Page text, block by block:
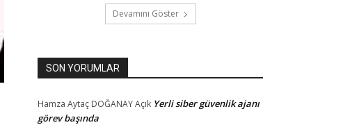
Devamını Göster
SON YORUMLAR
Hamza Aytaç DOĞANAYAçık Yerli siber güvenlik ajanı
görev başında